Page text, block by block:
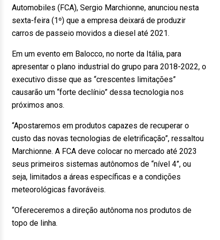
Automobiles (FCA), Sergio Marchionne, anunciou nesta
sexta-feira (1º) que a empresa deixará de produzir
carros de passeio movidos a diesel até 2021.
Em um evento em Balocco, no norte da Itália, para
apresentar o plano industrial do grupo para 2018-2022, o
executivo disse que as “crescentes limitações”
causarão um “forte declínio” dessa tecnologia nos
próximos anos.
“Apostaremos em produtos capazes de recuperar o
custo das novas tecnologias de eletrificação”, ressaltou
Marchionne. A FCA deve colocar no mercado até 2023
seus primeiros sistemas autônomos de “nível 4”, ou
seja, limitados a áreas específicas e a condições
meteorológicas favoráveis.
“Ofereceremos a direção autônoma nos produtos de
topo de linha.